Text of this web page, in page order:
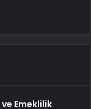
Emeklilik